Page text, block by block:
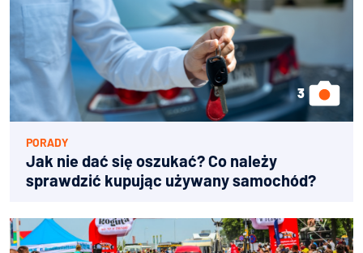
PORADY
Jak nie dać się oszukać? Co należy
sprawdzić kupując używany samochód?